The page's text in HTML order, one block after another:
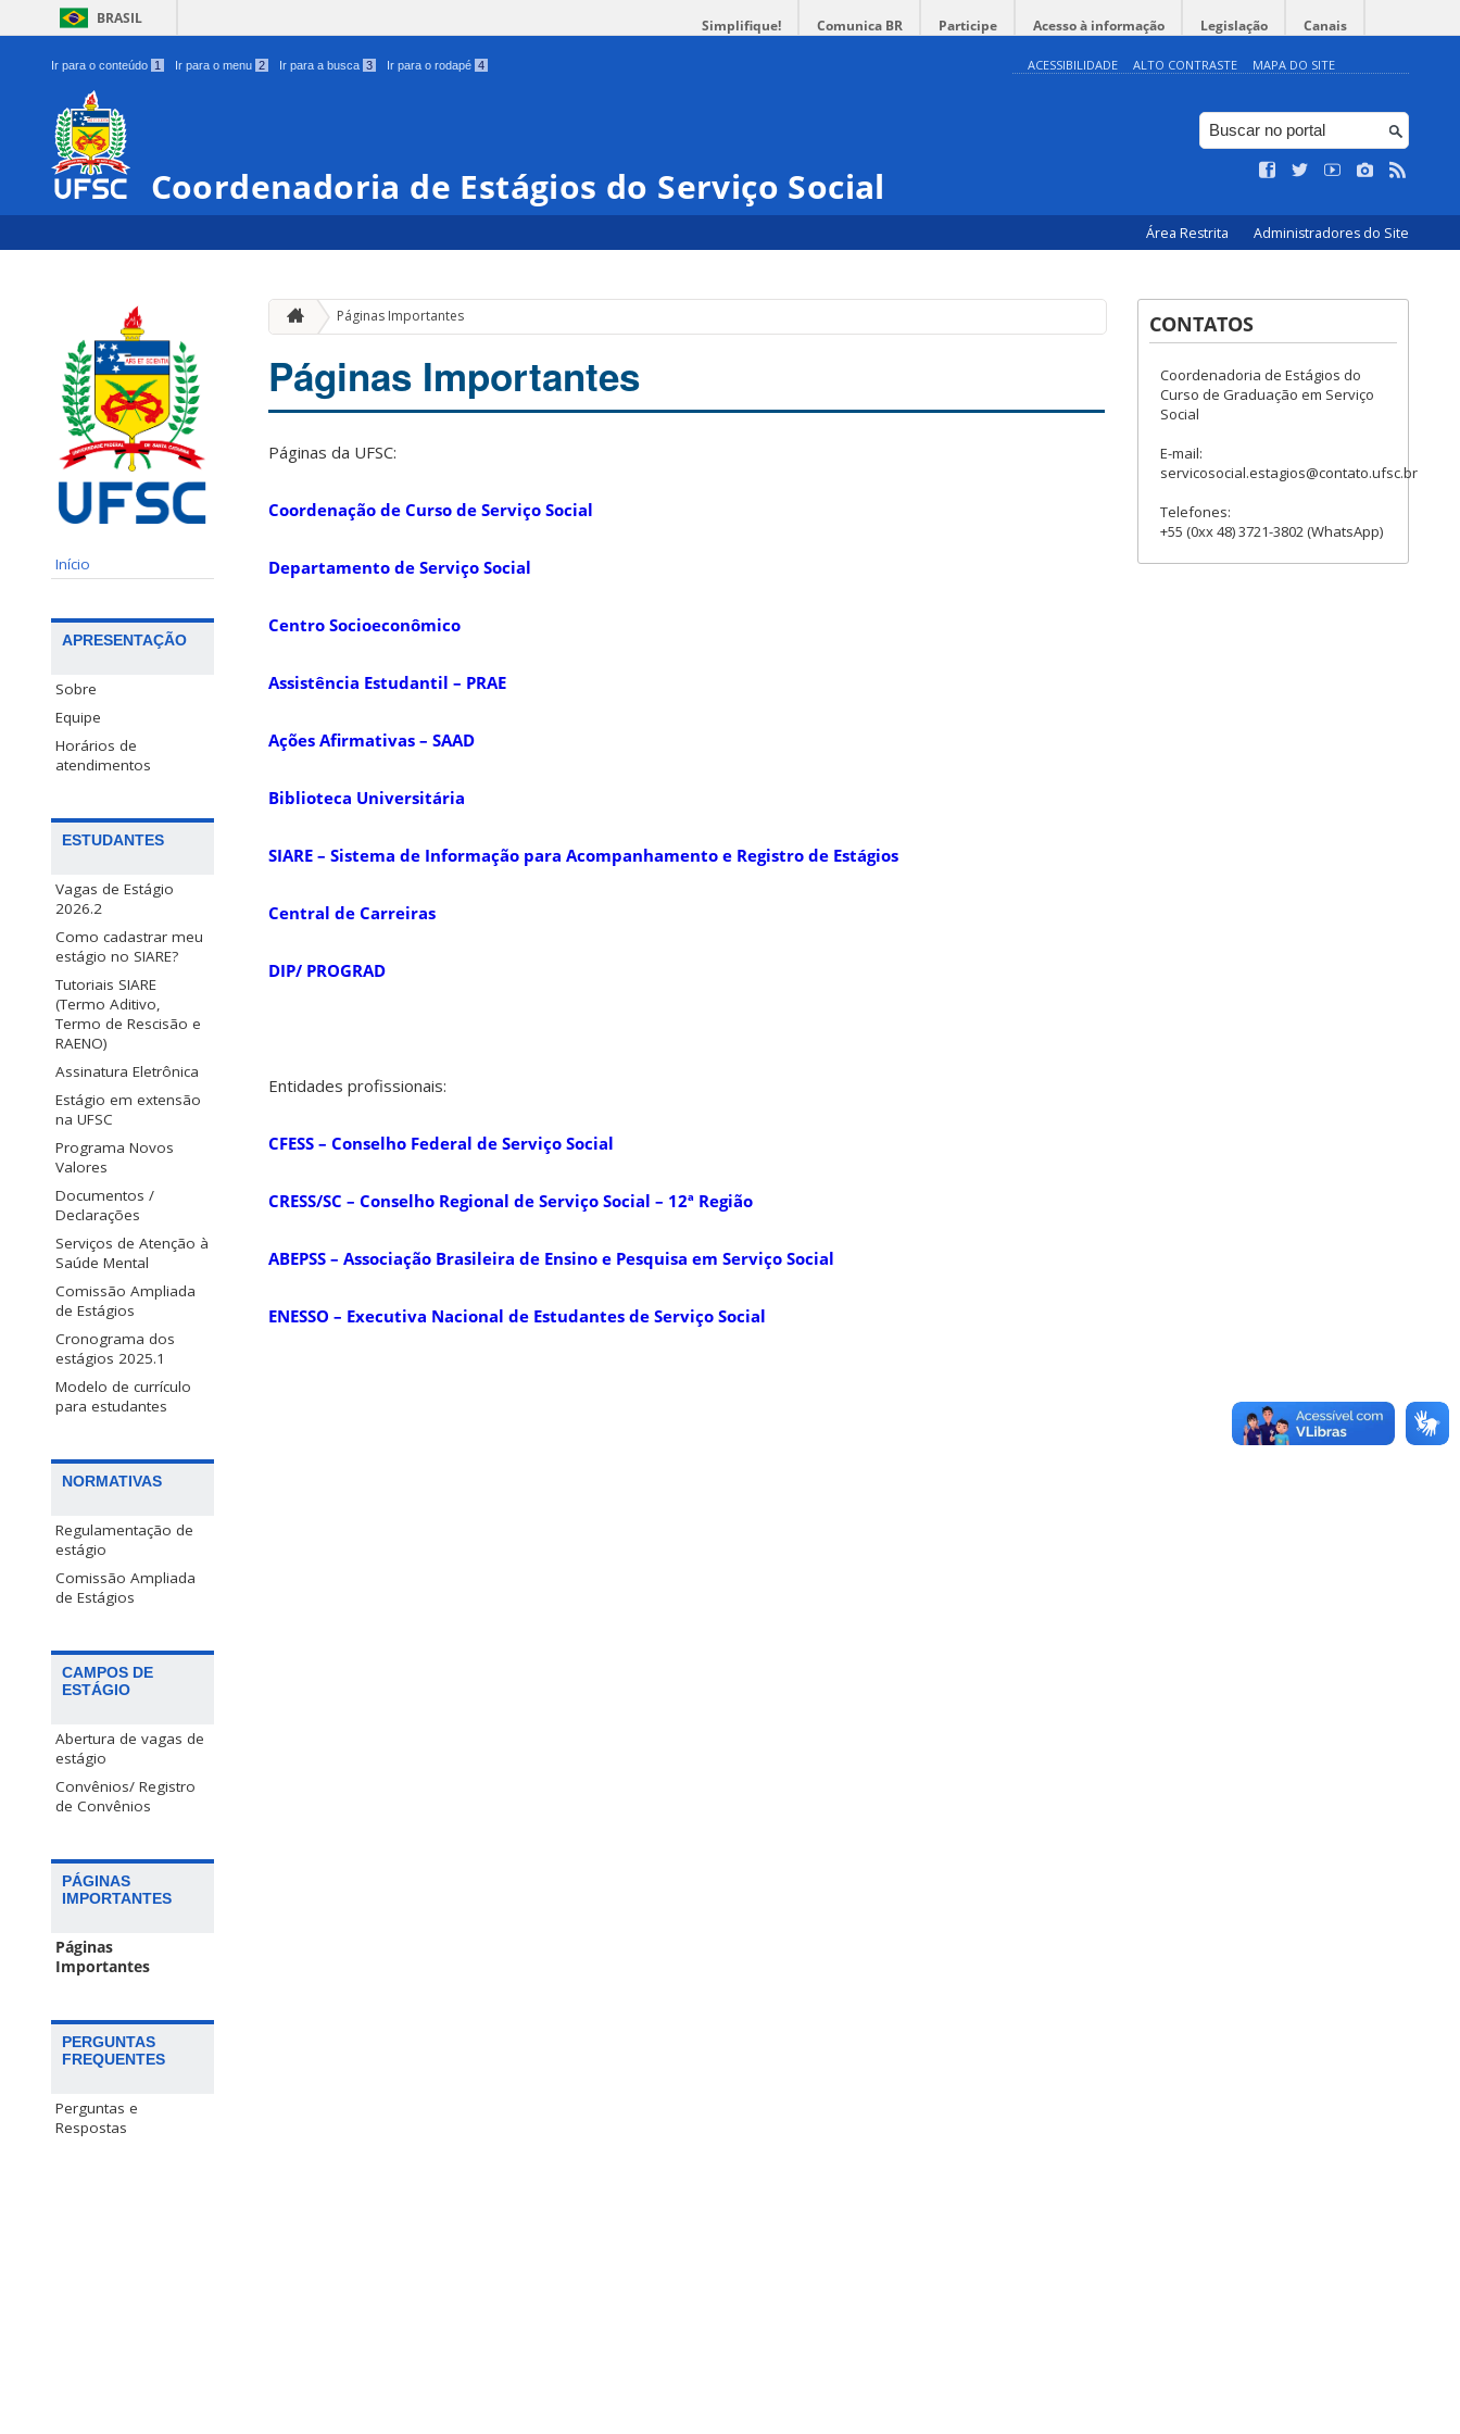
BRASIL Simplifique! Comunica BR Participe Acesso à informação Legislação Canais
Ir para o conteúdo 1 Ir para o menu 2 Ir para a busca 3 Ir para o rodapé 4 ACESSIBILIDADE ALTO CONTRASTE MAPA DO SITE
Coordenadoria de Estágios do Serviço Social
Área Restrita Administradores do Site
Início
APRESENTAÇÃO
Sobre
Equipe
Horários de
atendimentos
ESTUDANTES
Vagas de Estágio
2026.2
Como cadastrar meu
estágio no SIARE?
Tutoriais SIARE
(Termo Aditivo,
Termo de Rescisão e
RAENO)
Assinatura Eletrônica
Estágio em extensão
na UFSC
Programa Novos
Valores
Documentos /
Declarações
Serviços de Atenção à
Saúde Mental
Comissão Ampliada
de Estágios
Cronograma dos
estágios 2025.1
Modelo de currículo
para estudantes
NORMATIVAS
Regulamentação de
estágio
Comissão Ampliada
de Estágios
CAMPOS DE
ESTÁGIO
Abertura de vagas de
estágio
Convênios/ Registro
de Convênios
PÁGINAS
IMPORTANTES
Páginas
Importantes
PERGUNTAS
FREQUENTES
Perguntas e
Respostas
Páginas Importantes
Páginas Importantes
Páginas da UFSC:
Coordenação de Curso de Serviço Social
Departamento de Serviço Social
Centro Socioeconômico
Assistência Estudantil – PRAE
Ações Afirmativas – SAAD
Biblioteca Universitária
SIARE – Sistema de Informação para Acompanhamento e Registro de Estágios
Central de Carreiras
DIP/ PROGRAD
Entidades profissionais:
CFESS – Conselho Federal de Serviço Social
CRESS/SC – Conselho Regional de Serviço Social – 12ª Região
ABEPSS – Associação Brasileira de Ensino e Pesquisa em Serviço Social
ENESSO – Executiva Nacional de Estudantes de Serviço Social
CONTATOS
Coordenadoria de Estágios do
Curso de Graduação em Serviço
Social
E-mail:
servicosocial.estagios@contato.ufsc.br
Telefones:
+55 (0xx 48) 3721-3802 (WhatsApp)